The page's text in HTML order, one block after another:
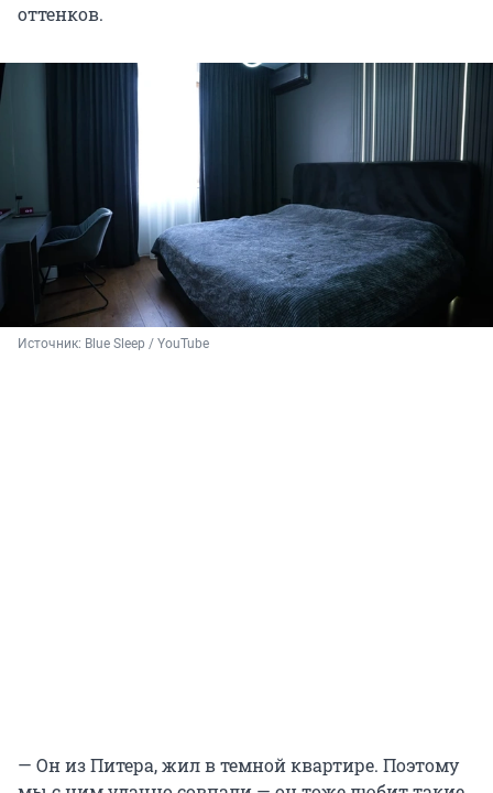
оттенков.
Источник: Blue Sleep / YouTube
— Он из Питера, жил в темной квартире. Поэтому